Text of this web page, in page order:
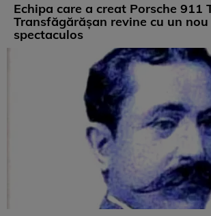
Echipa care a creat Porsche 911
Transfăgărășan revine cu un
spectaculos